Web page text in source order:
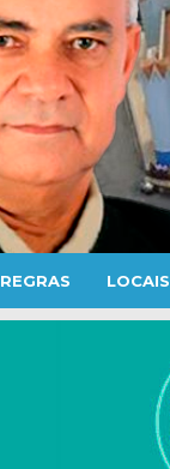
REGRAS LOCAIS